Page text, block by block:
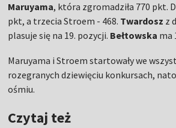
Maruyama, która zgromadziła 770 pkt.
pkt, a trzecia Stroem - 468. Twardosz z
plasuje się na 19. pozycji. Bełtowska ma
Maruyama i Stroem startowały we
rozegranych dziewięciu konkursach,
ośmiu.
Czytaj też